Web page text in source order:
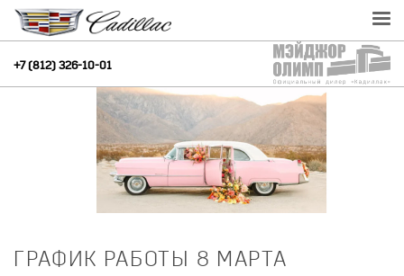
+7 (812) 326-10-01
ГРАФИК РАБОТЫ 8 МАРТА